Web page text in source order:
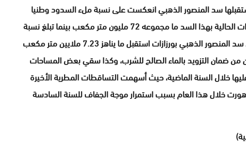
استقبلها سد المنصور الذهبي انعكست على نسبة ملء السدود وطنيا
خلال اليومين الماضيين. فيما يبلغ حجم الواردات الحالية بهذا السد ما مجموعه 72 مليون متر مكعب بينما تبلغ نسبة
ملئه حوالي %17. وذكرت المعطيات ذاتها أن سد المنصور الذهبي بورزازات استقبل ما يناهز 7.23 ملايين متر مكعب
ضمان التزويد بالماء الصالح للشرب، وكذا سقي بعض المساحات
خلال السنة الماضية، حيث أسهمت التساقطات المطرية الأخيرة
خلال هذا العام بسبب استمرار موجة الجفاف للسنة السادسة